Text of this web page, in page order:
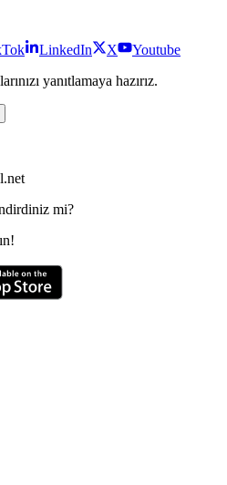
LinkedIn X
Youtube
yanıtlamaya hazırız.
mi?